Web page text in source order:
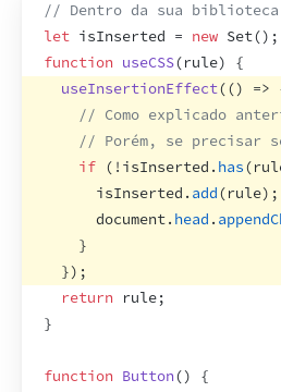
// Dentro da sua biblioteca
let isInserted = new Set() ;
function useCSS(rule)
{
useInsertionEffect(() =>
// Como explicado
// Porém, se precisar
if ( ! isInserted . has(
isInserted . add(rule) ;
document. head .
}
}) ;
return
rule;
}
function Button()
{